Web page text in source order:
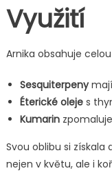
Využití
Arnika obsahuje
Sesquiterpeny
Éterické olejes
Kumarin
Svou oblibu si
nejen v květu, ale i